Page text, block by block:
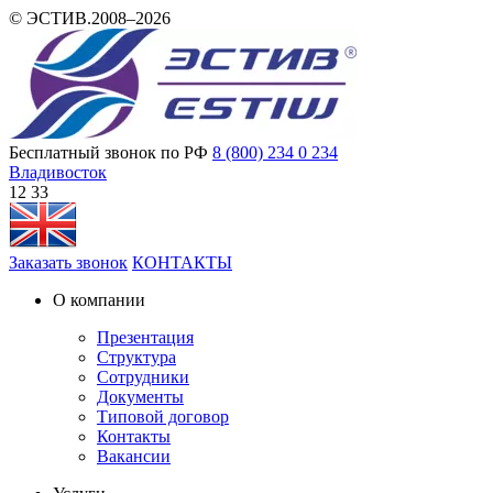
© ЭСТИВ.2008–2026
Бесплатный звонок по РФ 8 (800) 234 0 234
Владивосток
12:33
Заказать звонок КОНТАКТЫ
О компании
Презентация
Структура
Сотрудники
Документы
Типовой договор
Контакты
Вакансии